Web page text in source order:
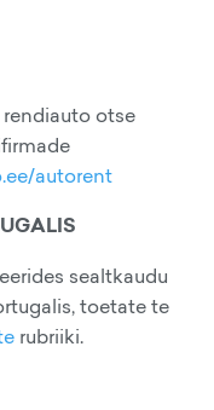
otse
autorent
sealtkaudu
toetate te
rubriiki.